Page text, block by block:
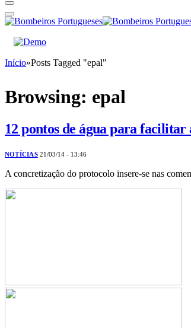
Início»Posts Tagged "epal"
Browsing: epal
12 pontos de água para
NOTÍCIAS 21/03/14 - 13:46
A concretização do protocolo insere-se nas